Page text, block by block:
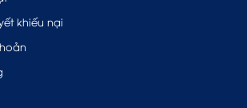
khiếu nại